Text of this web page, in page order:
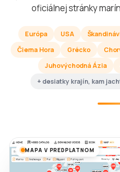
oficiálnej stránky
Európa USA
Čierna Hora
Grécko
Juhovýchodná Ázia
+ desiatky krajín, kam
MAPA V PREDPLATNOM